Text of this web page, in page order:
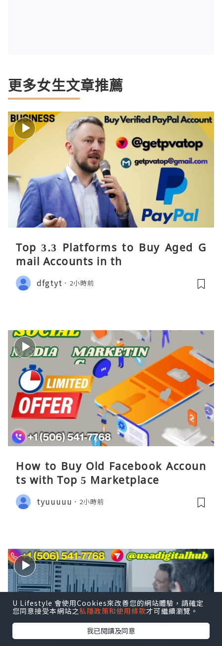
更多女生文章推薦
Top 3.3 Platforms to Buy Aged G
mail Accounts in th
dfgtyt 2小時前
How to Buy Old Facebook Accoun
ts​ with Top 5 Marketplace
tyuuuuu 2小時前
U Lifestyle 會使用Cookies來改善您的網站體驗，請確定
您同意接受本網站之私隱政策和使用條款才可繼續瀏覽。
我已閱讀及同意